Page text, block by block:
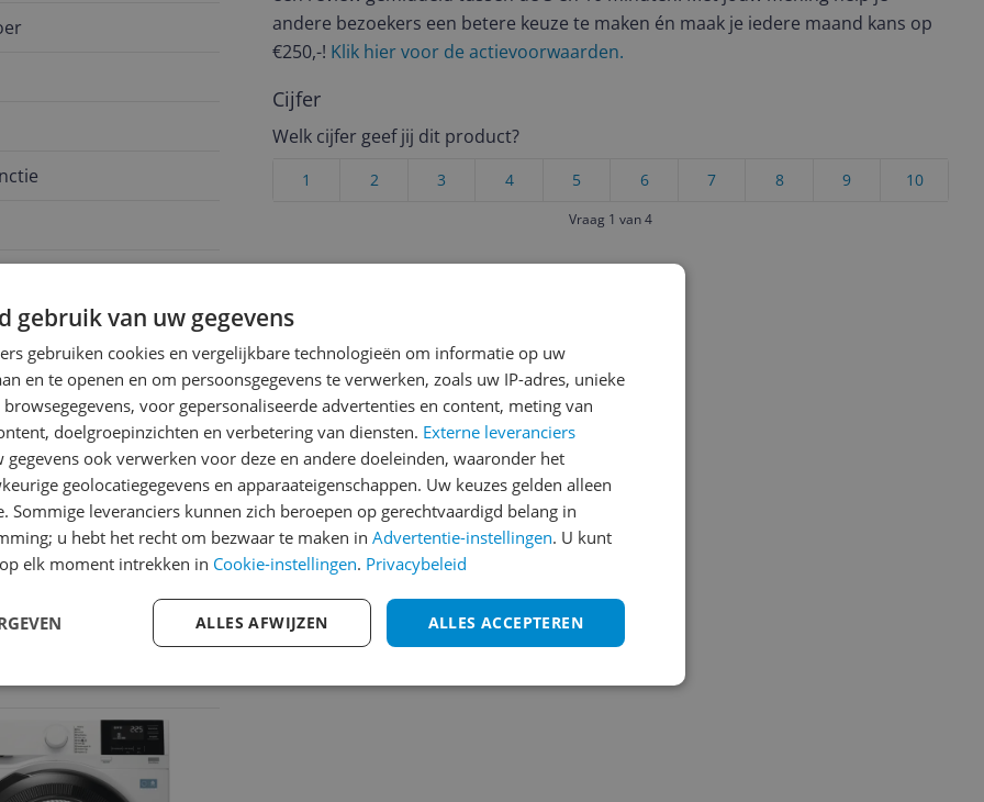
vol
andere bezoekers een betere keuze te maken én maak je iedere maand kans op
€250,-! Klik hier voor de actievoorwaarden.
Cijfer
Welk cijfer geef jij dit product?
10
9
8
7
6
5
4
3
2
1
Vraag 1 van 4
gebruik van uw gegevens
gebruiken cookies en vergelijkbare technologieën om informatie op uw
en te openen en om persoonsgegevens te verwerken, zoals uw IP-adres, unieke
voor gepersonaliseerde advertenties en content, meting van
doelgroepinzichten en verbetering van diensten. Externe leveranciers
gegevens ook verwerken voor deze en andere doeleinden, waaronder het
geolocatiegegevens en apparaateigenschappen. Uw keuzes gelden alleen
Sommige leveranciers kunnen zich beroepen op gerechtvaardigd belang in
u hebt het recht om bezwaar te maken in Advertentie-instellingen. U kunt
elk moment intrekken in Cookie-instellingen. Privacybeleid
ALLES ACCEPTEREN
ALLES AFWIJZEN